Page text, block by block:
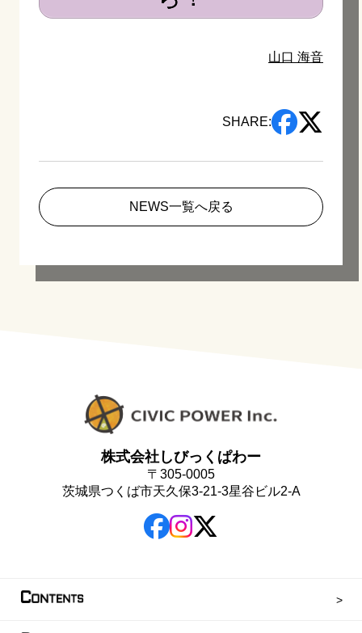
山口 海音
SHARE:
NEWS一覧へ戻る
株式会社しびっくぱわー
〒305-0005
茨城県つくば市天久保3-21-3星谷ビル2-A
CONTENTS